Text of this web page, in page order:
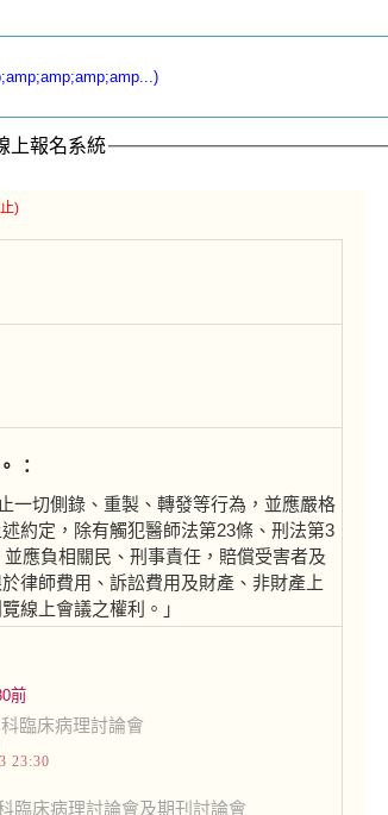
上報名系統
)
：
一切側錄、重製、轉發等行為，並應嚴格
約定，除有觸犯醫師法第23條、刑法第3
應負相關民、刑事責任，賠償受害者及
律師費用、訴訟費用及財產、非財產上
線上會議之權利。」
前
臨床病理討論會
23:30
臨床病理討論會及期刊討論會